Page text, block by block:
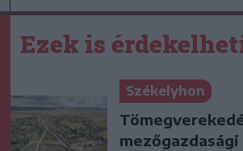
Ezek is
Székelyhon